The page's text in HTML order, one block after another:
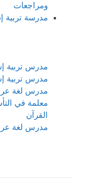
ومراجعات
مدرسة تربية
مدرس تربية
مدرس تربية
مدرس لغة
معلمة في
القرآن
مدرس لغة